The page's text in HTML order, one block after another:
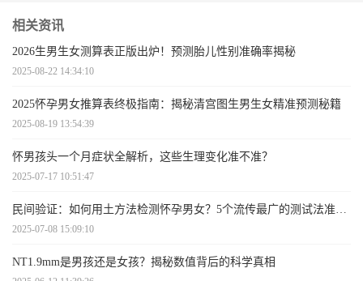
相关资讯
2026生男生女测算表正版出炉！预测胎儿性别准确率揭秘
2025-08-22 14:34:10
2025怀孕男女推算表终极指南：揭秘清宫图生男生女精准预测秘籍
2025-08-19 13:54:39
怀男孩头一个月症状全解析，这些生理变化准不准？
2025-07-17 10:51:47
民间验证：如何用土方法检测怀孕男女？5个流传最广的测试法准不准
2025-07-08 15:09:10
NT1.9mm是男孩还是女孩？揭秘数值背后的科学真相